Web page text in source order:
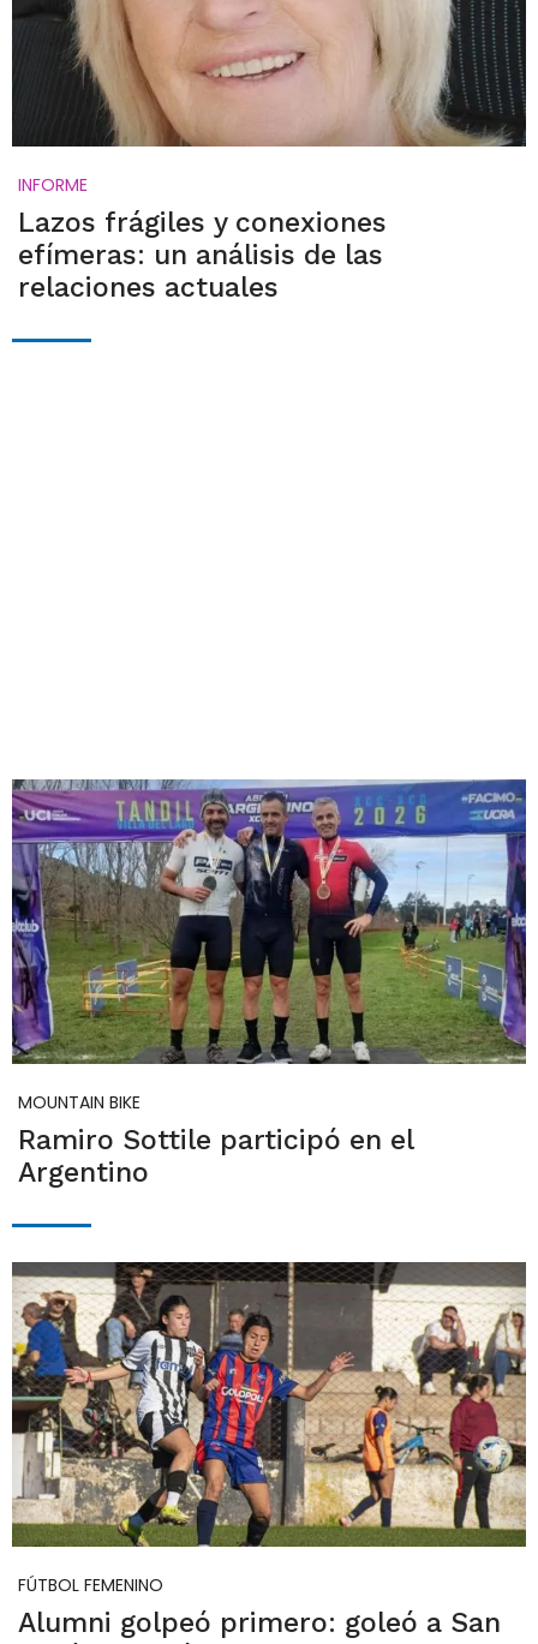
INFORME
Lazos frágiles y conexiones
efímeras: un análisis de las
relaciones actuales
MOUNTAIN BIKE
Ramiro Sottile participó en el
Argentino
FÚTBOL FEMENINO
Alumni golpeó primero: goleó a San